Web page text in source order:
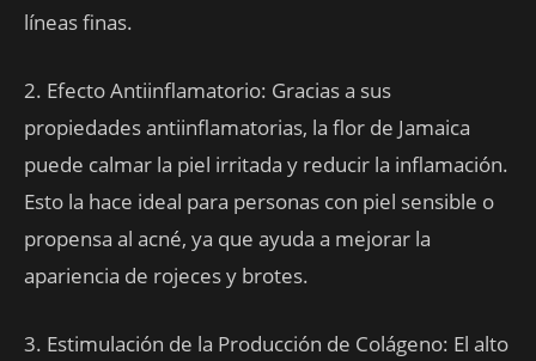
líneas finas.
2. Efecto Antiinflamatorio: Gracias a sus
propiedades antiinflamatorias, la flor de Jamaica
puede calmar la piel irritada y reducir la inflamación.
Esto la hace ideal para personas con piel sensible o
propensa al acné, ya que ayuda a mejorar la
apariencia de rojeces y brotes.
3. Estimulación de la Producción de Colágeno: El alto